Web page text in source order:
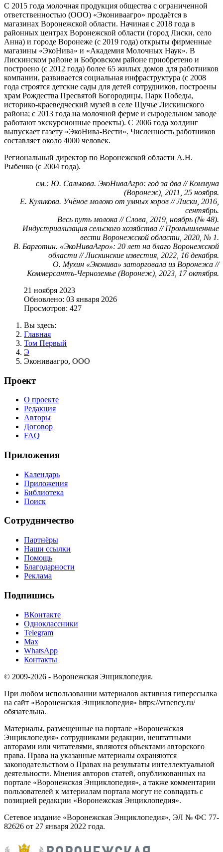
С 2015 года молочная продукция общества с ограниченной
ответственностью (ООО) «Экониваагро» продаётся в
магазинах Воронежской области. Начиная с 2018 года в
районных центрах Воронежской области (город Лиски, село
Анна) и городе Воронеже (с 2019 года) открыты фирменные
магазины «ЭкоНива» и «Академия Молочных Наук». В
Лискинском районе и Бобровском районе приобретено и
построено (с 2012 года) более 65 жилых домов для работников
компании, развивается социальная инфраструктура (с 2008
года строятся детские сады для детей сотрудников, построены
храм Рождества Пресвятой Богородицы, Парк Победы,
историко-краеведческий музей в селе Щучье Лискинского
района; с 2013 года на молочной ферме и сыродельном заводе
работают экскурсионные проекты). С 2006 года холдинг
выпускает газету «ЭкоНива-Вести». Численность работников
составляет около 4000 человек.
Региональный директор по Воронежской области А.Н.
Рыбенко (с 2004 года).
см.: Ю. Салькова. ЭкоНиваАгро: год за два // Коммуна
(Воронеж), 2011, 25 ноября.
Е. Куликова. Учёное молоко от умных коров // Лиски, 2016,
сентябрь.
Весь путь молока // Слова, 2019, ноябрь (№ 48).
Индустриализация сельского хозяйства // Промышленные
вести Воронежской области, 2020, № 1.
В. Барготин. «ЭкоНиваАгро»: 20 лет на благо Воронежской
области // Лискинские известия, 2022, 16 декабря.
О. Мухин «Эконива» заторговала из Воронежа //
Коммеpсантъ-Черноземье (Воронеж), 2023, 17 октября.
21 ноября 2023
Обновлено: 03 января 2026
Просмотров: 427
Вы здесь:
Главная
Том Первый
Э
Экониваагро, ООО
Проект
О проекте
Редакция
Авторы
Договор
FAQ
Приложения
Календарь
Приложения
Библиотека
Поиск
Сотрудничество
Партнёры
Наши ссылки
Помощь
Благодарности
Реклама
Подпишись
ВКонтакте
Одноклассники
Telegram
Max
WhatsApp
Контакты
© 2009-2026 - Воронежская Энциклопедия.
При любом использовании материалов активная гиперссылка
на сайт «Воронежская Энциклопедия» https://vrnency.ru/
обязательна.
Материалы, размещенные на портале «Воронежская
Энциклопедия» сотрудниками редакции, нештатными
авторами или читателями, являются объектами авторского
права. Права на указанные материалы охраняются
законодательством о Правах на результаты интеллектуальной
деятельности. Мнения авторов статей, опубликованных на
портале «Воронежская Энциклопедия», а также комментарии
пользователей к материалам портала могут не совпадать с
позицией редакции «Воронежская Энциклопедия».
Сетевое издание «Воронежская Энциклопедия», ЭЛ № ФС 77-
82626 от 27 января 2022 года.